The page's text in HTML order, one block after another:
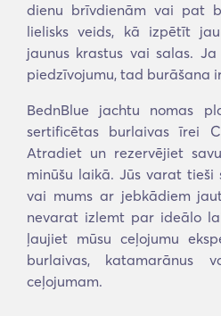
dienu brīvdienām vai pat
lielisks veids, kā izpētīt
jaunus krastus vai salas.
piedzīvojumu, tad burāšana
BednBlue jachtu nomas
sertificētas burlaivas īrei
Atradiet un rezervējiet
minūšu laikā. Jūs varat tieši
vai mums ar jebkādiem
nevarat izlemt par ideālo
ļaujiet mūsu ceļojumu
burlaivas, katamarānus
ceļojumam.